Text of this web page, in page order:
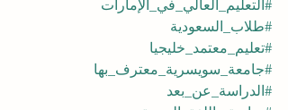
#التعليم_العالي_في_الإمارات
#طلاب_السعودية
#تعليم_معتمد_خليجيا
#جامعة_سويسرية_معترف_بها
#الدراسة_عن_بعد